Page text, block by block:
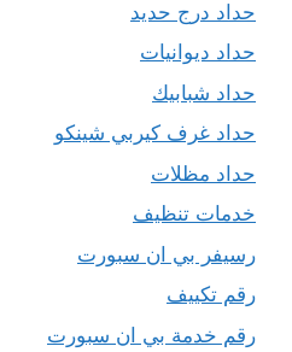
حداد درج حديد
حداد ديوانيات
حداد شبابيك
حداد غرف كيربي شينكو
حداد مظلات
خدمات تنظيف
رسيفر بي ان سبورت
رقم تكييف
رقم خدمة بي ان سبورت